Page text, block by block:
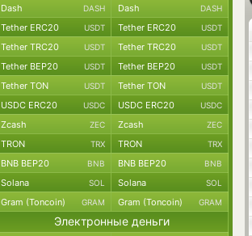
Dash DASH Dash DASH
Tether ERC20 USDT Tether ERC20 USDT
Tether TRC20 USDT Tether TRC20 USDT
Tether BEP20 USDT Tether BEP20 USDT
Tether TON USDT Tether TON USDT
USDC ERC20 USDC USDC ERC20 USDC
Zcash ZEC Zcash ZEC
TRON TRX TRON TRX
BNB BEP20 BNB BNB BEP20 BNB
Solana SOL Solana SOL
Gram (Toncoin) GRAM Gram (Toncoin) GRAM
Электронные деньги